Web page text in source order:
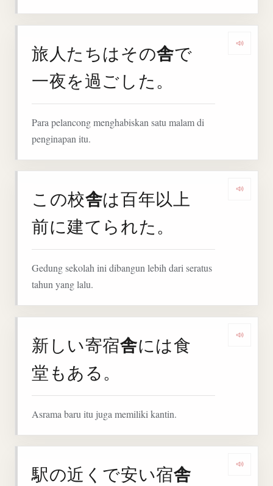
旅人たちはその舎で
一夜を過ごした。
Para pelancong menghabiskan satu malam di
penginapan itu.
この校舎は百年以上
前に建てられた。
Gedung sekolah ini dibangun lebih dari seratus
tahun yang lalu.
新しい寄宿舎には食
堂もある。
Asrama baru itu juga memiliki kantin.
駅の近くで安い宿舎